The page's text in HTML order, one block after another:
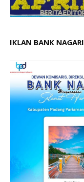
IKLAN BANK NAGARI